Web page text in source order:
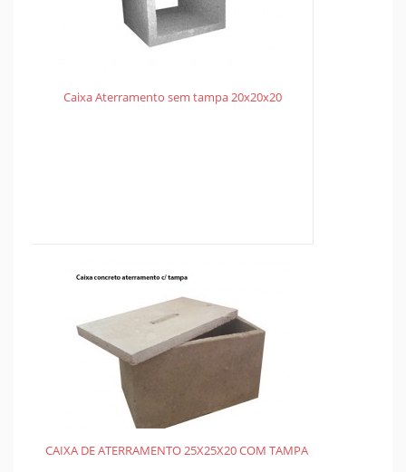
Caixa Aterramento sem tampa 20x20x20
CAIXA DE ATERRAMENTO 25X25X20 COM TAMPA